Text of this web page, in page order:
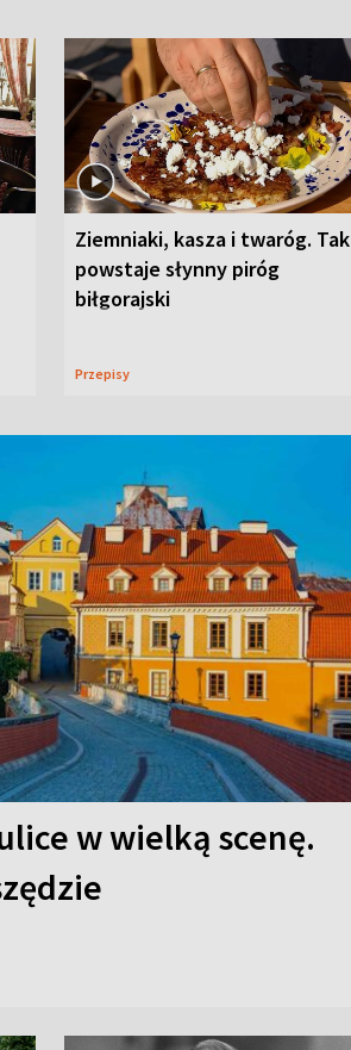
Ziemniaki, kasza i twaróg. Tak
powstaje słynny piróg
biłgorajski
Przepisy
w wielką scenę.